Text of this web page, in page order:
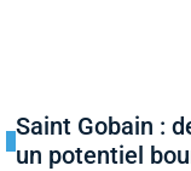
Saint Gobain :
un potentiel